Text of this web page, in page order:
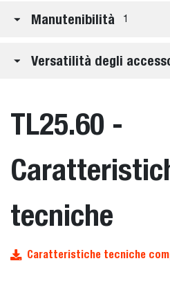
Manutenibilità 1
Versatilità degli
TL25.60 -
tecniche
Caratteristiche tecniche